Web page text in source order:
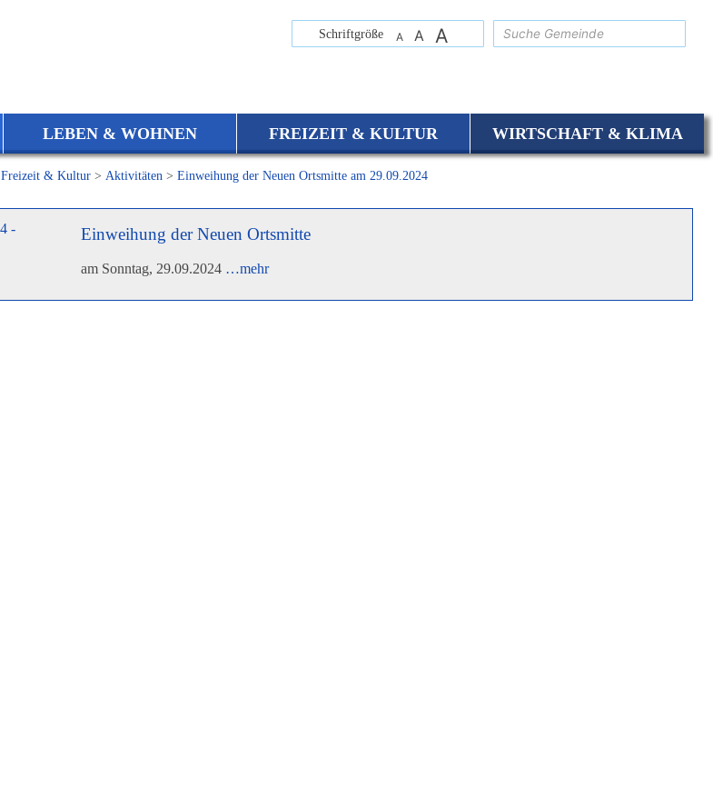
Schriftgröße A A A
LEBEN & WOHNEN FREIZEIT & KULTUR WIRTSCHAFT & KLIMA
Freizeit & Kultur > Aktivitäten > Einweihung der Neuen Ortsmitte am 29.09.2024
Einweihung der Neuen Ortsmitte
am Sonntag, 29.09.2024 …mehr